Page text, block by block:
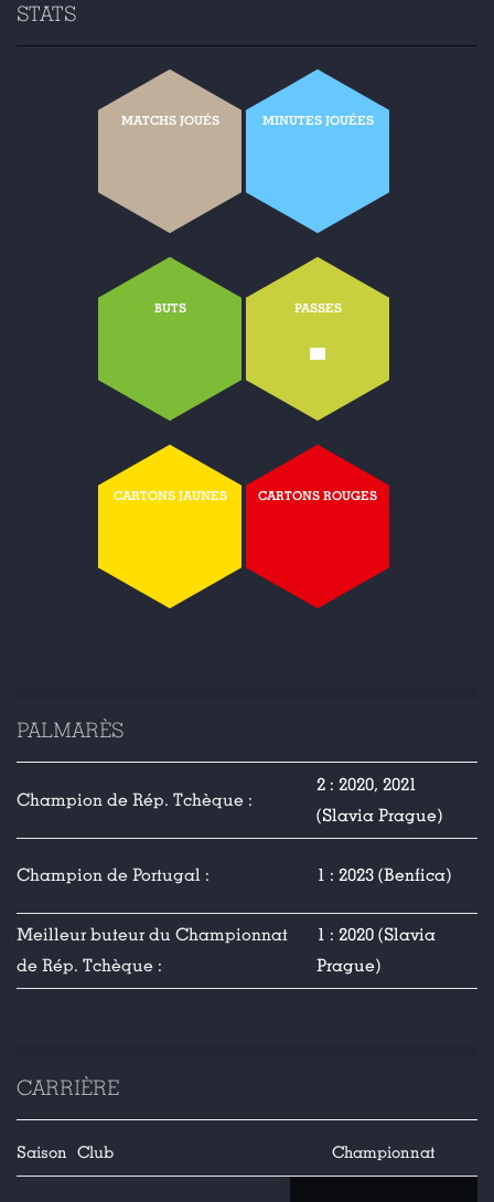
STATS
MATCHS JOUÉS MINUTES JOUÉES
BUTS PASSES
-
CARTONS JAUNES CARTONS ROUGES
PALMARÈS
Champion de Rép. Tchèque :
2 : 2020, 2021
(Slavia Prague)
Champion de Portugal : 1 : 2023 (Benfica)
Meilleur buteur du Championnat
de Rép. Tchèque :
1 : 2020 (Slavia
Prague)
CARRIÈRE
Saison Club Championnat